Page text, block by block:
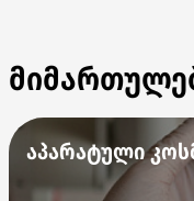
აპარატული